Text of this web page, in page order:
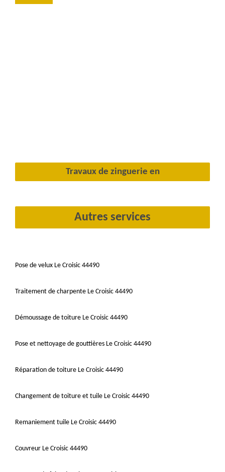
Travaux de zinguerie en
Autres services
Pose de velux Le Croisic 44490
Traitement de charpente Le Croisic 44490
Démoussage de toiture Le Croisic 44490
Pose et nettoyage de gouttières Le Croisic 44490
Réparation de toiture Le Croisic 44490
Changement de toiture et tuile Le Croisic 44490
Remaniement tuile Le Croisic 44490
Couvreur Le Croisic 44490